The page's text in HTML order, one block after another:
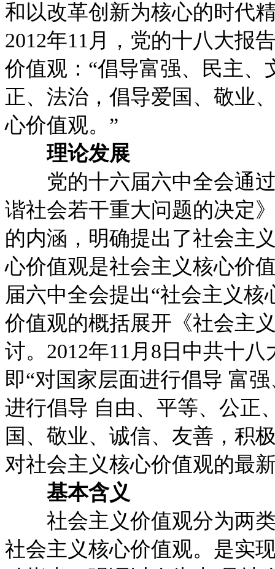
和以改革创新为核心的时代
2012年11月，党的十八大报
价值观：“倡导富强、民主
正、法治，倡导爱国、敬业
心价值观。”
理论发展
党的十六届六中全会通过
谐社会若干重大问题的决定
的内涵，明确提出了社会主
心价值观是社会主义核心价
届六中全会提出“社会主义
价值观的概括展开《社会主
讨。2012年11月8日中共十
即“对国家层面进行倡导 富
进行倡导 自由、平等、公正
国、敬业、诚信、友善，积
对社会主义核心价值观的最
基本含义
社会主义价值观分为两类
社会主义核心价值观。是实